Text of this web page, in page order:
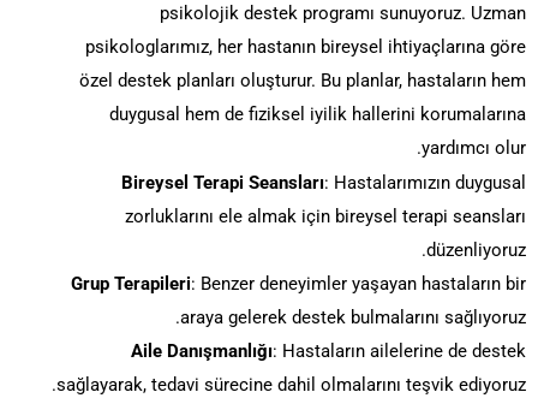
psikolojik destek programı sunuyoruz. Uzman
psikologlarımız, her hastanın bireysel ihtiyaçlarına göre
özel destek planları oluşturur. Bu planlar, hastaların hem
duygusal hem de fiziksel iyilik hallerini korumalarına
yardımcı olur.
Bireysel Terapi Seansları: Hastalarımızın duygusal
zorluklarını ele almak için bireysel terapi seansları
düzenliyoruz.
Grup Terapileri: Benzer deneyimler yaşayan hastaların bir
araya gelerek destek bulmalarını sağlıyoruz.
Aile Danışmanlığı: Hastaların ailelerine de destek
sağlayarak, tedavi sürecine dahil olmalarını teşvik ediyoruz.